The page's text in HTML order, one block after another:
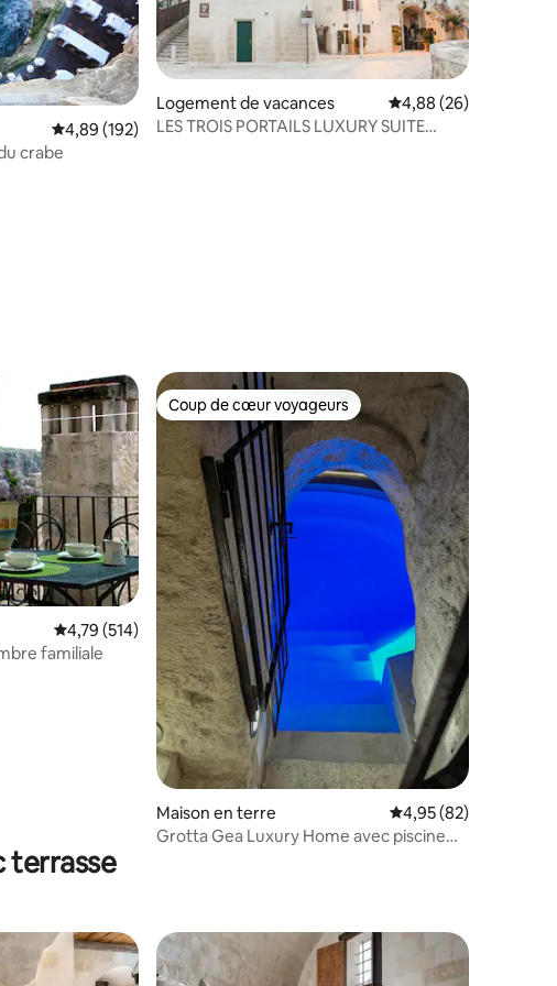
commentaires : 4,99 sur 5
Évaluation moyenne sur la base de 192 commentaires : 4,89 sur 5
4,89 (192)
crabe
Logement de vacances Évaluation moyenne
4,88 (26)
LES TROIS PORTAILS LUXURY SUITE
commentaires : 4,66 sur 5
Évaluation moyenne sur la base de 514 commentaires : 4,79 sur 5
4,79 (514)
familiale
Coup de cœur voyageurs
Coup de cœur voyageurs
Maison en terre Évaluation moyenne
4,95 (82)
Grotta Gea Luxury Home avec piscine
terrasse